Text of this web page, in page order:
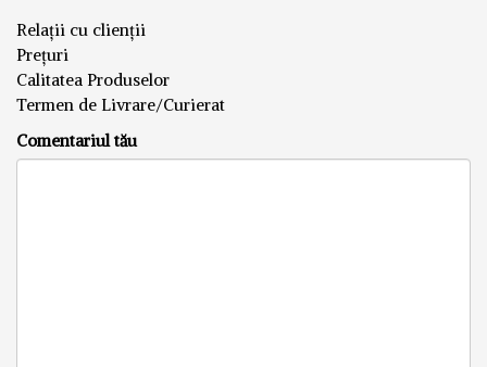
Relații cu clienții
Prețuri
Calitatea Produselor
Termen de Livrare/Curierat
Comentariul tău